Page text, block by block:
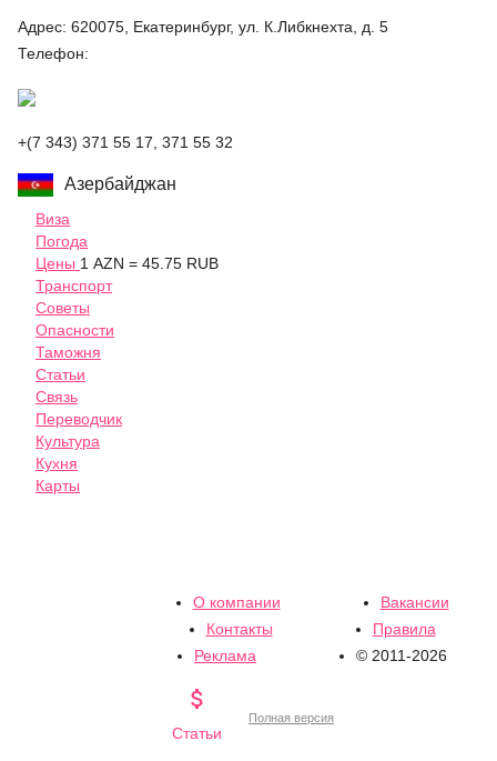
Адрес: 620075, Екатеринбург, ул. К.Либкнехта, д. 5
Телефон:
+(7 343) 371 55 17 , 371 55 32
Азербайджан
Виза
Погода
Цены 1 AZN = 45.75 RUB
Транспорт
Советы
Опасности
Таможня
Статьи
Связь
Переводчик
Культура
Кухня
Карты
О компании
Вакансии
Контакты
Правила
Реклама
© 2011-2026

Статьи
Полная версия